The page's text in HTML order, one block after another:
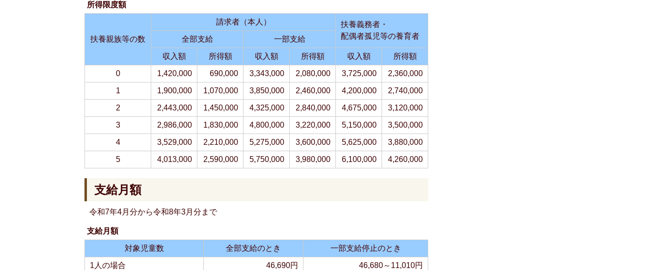
所得限度額
扶養親族等の数
請求者（本人）
扶養義務者・
配偶者孤児等の養育者
全部支給 一部支給
収入額 所得額 収入額 所得額 収入額 所得額
0 1,420,000 690,000 3,343,000 2,080,000 3,725,000 2,360,000
1 1,900,000 1,070,000 3,850,000 2,460,000 4,200,000 2,740,000
2 2,443,000 1,450,000 4,325,000 2,840,000 4,675,000 3,120,000
3 2,986,000 1,830,000 4,800,000 3,220,000 5,150,000 3,500,000
4 3,529,000 2,210,000 5,275,000 3,600,000 5,625,000 3,880,000
5 4,013,000 2,590,000 5,750,000 3,980,000 6,100,000 4,260,000
支給月額
令和7年4月分から令和8年3月分まで
支給月額
対象児童数 全部支給のとき 一部支給停止のとき
1人の場合 46,690円 46,680～11,010円